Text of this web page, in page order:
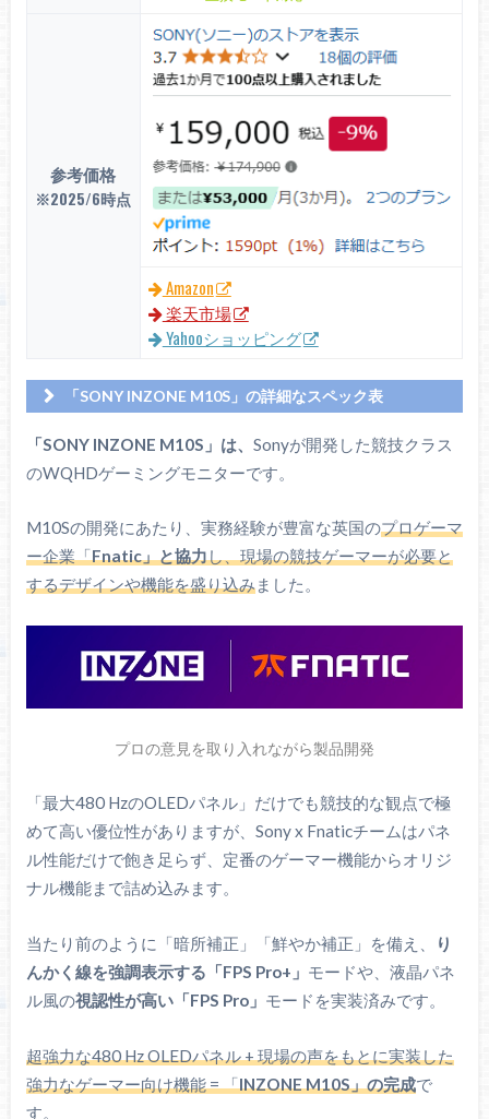
参考価格
※2025/6時点
Amazon
楽天市場
Yahooショッピング
「SONY INZONE M10S」の詳細なスペック表
Sony
INZONE M10S（SDM-27Q10S）
解像度
2560 x 1440
パネル W-OLED
1500000 : 1
480 Hz (2560 x 1440)
HDMI 2.1 : ～480 Hz
光沢
ノングレア
VESAマウント
100 x 100 mm
エルゴノミクス
前後チルト：+25° ～ -5°
左右スイベル：180°
ピボット：-
ブラックイコライザー（暗所補
正）
「SONY INZONE M10S」は、 Sonyが開発した競技クラス
のWQHDゲーミングモニターです。
M10Sの開発にあたり、実務経験が豊富な英国のプロゲーマ
ー企業「Fnatic」と協力し、現場の競技ゲーマーが必要と
するデザインや機能を盛り込みました。
プロの意見を取り入れながら製品開発
「最大480 HzのOLEDパネル」だけでも競技的な観点で極
めて高い優位性がありますが、Sony x Fnaticチームはパネ
ル性能だけで飽き足らず、定番のゲーマー機能からオリジ
ナル機能まで詰め込みます。
当たり前のように「暗所補正」「鮮やか補正」を備え、
り
んかく線を強調表示する「FPS Pro+」 モードや、液晶パネ
ル風の視認性が高い「FPS Pro」 モードを実装済みです。
超強力な480 Hz OLEDパネル + 現場の声をもとに実装した
強力なゲーマー向け機能 = 「INZONE M10S」の完成で
す。